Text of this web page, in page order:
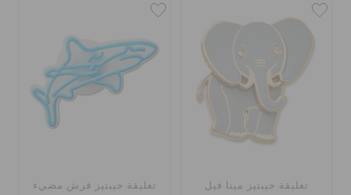
تعليقة جيبتيز مينا فيل تعليقة جيبتيز قرش مضيء